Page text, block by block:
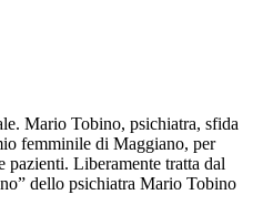
Mario Tobino, psichiatra, sfida
femminile di Maggiano, per
pazienti. Liberamente tratta dal
dello psichiatra Mario Tobino